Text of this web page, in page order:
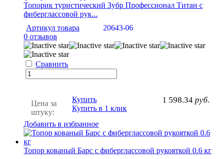
Топорик туристический Зубр Профессионал Титан с
фиберглассовой рук...
Артикул товара
20643-06
0 отзывов
Сравнить
Цена за
штуку:
1 598.34 руб.
Купить
Купить в 1 клик
Добавить в избранное
Топор кованый Барс с фиберглассовой рукояткой 0.6 кг